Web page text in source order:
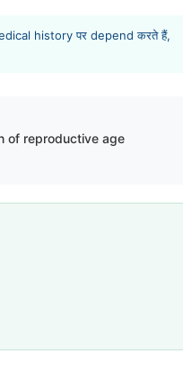
history पर depend करते हैं,
of reproductive age